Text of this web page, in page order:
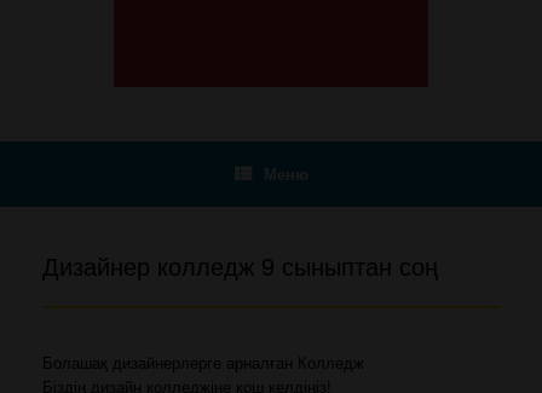
Меню
Дизайнер колледж 9 сыныптан соң
Болашақ дизайнерлерге арналған Колледж
Біздің дизайн колледжіне қош келдіңіз!